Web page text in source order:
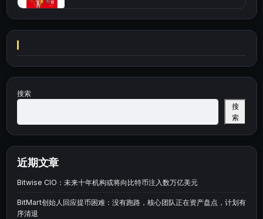
搜索
搜
索
近期文章
Bitwise CIO：未来十年机构或将向比特币注入数万亿美元
BitMart创始人回应提币困难：没有跑路，核心团队正在资产盘点，计划有
序清退